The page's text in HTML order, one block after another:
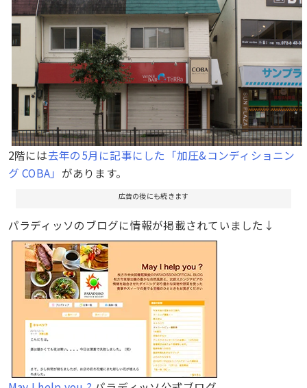
2階には去年の5月に記事にした「加圧&コンディショニン
グ COBA」 があります。
広告の後にも続きます
パラディッソのブログに情報が掲載されていました↓